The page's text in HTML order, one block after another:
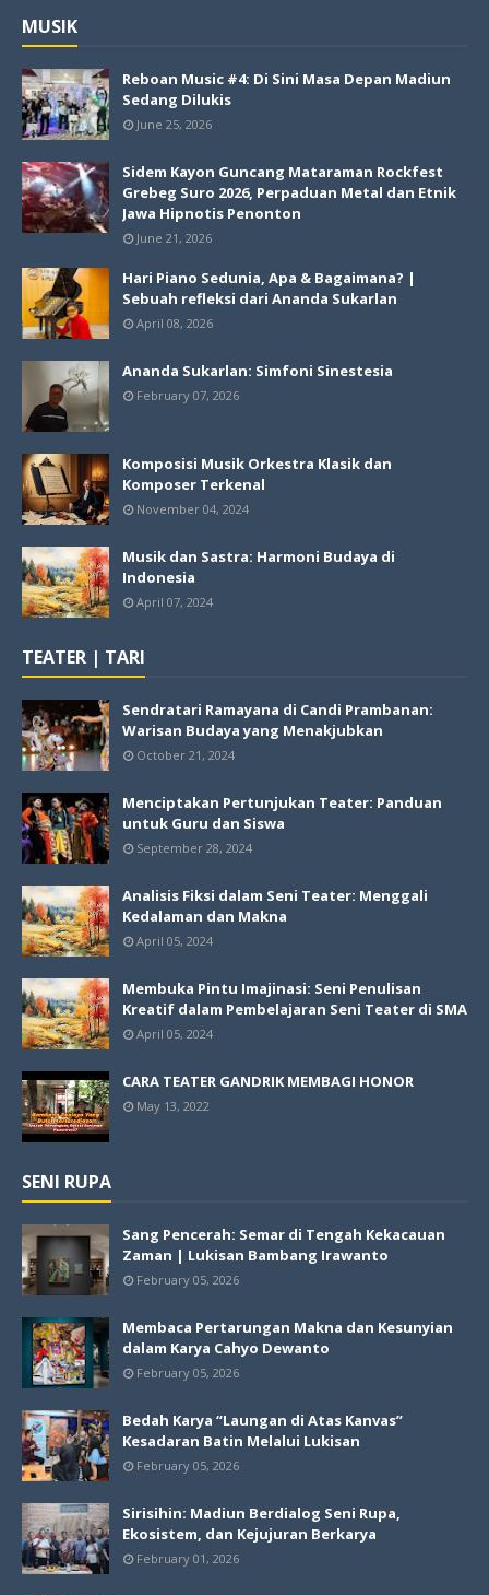
MUSIK
Reboan Music #4: Di Sini Masa Depan Madiun
Sedang Dilukis
June 25, 2026
Sidem Kayon Guncang Mataraman Rockfest
Grebeg Suro 2026, Perpaduan Metal dan Etnik
Jawa Hipnotis Penonton
June 21, 2026
Hari Piano Sedunia, Apa & Bagaimana? |
Sebuah refleksi dari Ananda Sukarlan
April 08, 2026
Ananda Sukarlan: Simfoni Sinestesia
February 07, 2026
Komposisi Musik Orkestra Klasik dan
Komposer Terkenal
November 04, 2024
Musik dan Sastra: Harmoni Budaya di
Indonesia
April 07, 2024
TEATER | TARI
Sendratari Ramayana di Candi Prambanan:
Warisan Budaya yang Menakjubkan
October 21, 2024
Menciptakan Pertunjukan Teater: Panduan
untuk Guru dan Siswa
September 28, 2024
Analisis Fiksi dalam Seni Teater: Menggali
Kedalaman dan Makna
April 05, 2024
Membuka Pintu Imajinasi: Seni Penulisan
Kreatif dalam Pembelajaran Seni Teater di SMA
April 05, 2024
CARA TEATER GANDRIK MEMBAGI HONOR
May 13, 2022
SENI RUPA
Sang Pencerah: Semar di Tengah Kekacauan
Zaman | Lukisan Bambang Irawanto
February 05, 2026
Membaca Pertarungan Makna dan Kesunyian
dalam Karya Cahyo Dewanto
February 05, 2026
Bedah Karya “Laungan di Atas Kanvas”
Kesadaran Batin Melalui Lukisan
February 05, 2026
Sirisihin: Madiun Berdialog Seni Rupa,
Ekosistem, dan Kejujuran Berkarya
February 01, 2026